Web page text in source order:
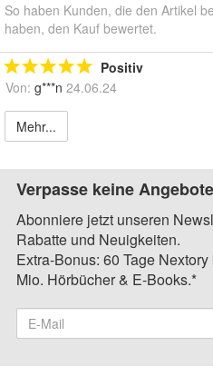
So haben Kunden, die den Artikel
haben, den Kauf bewertet.
Positiv
Von: g***n 24.06.24
Mehr...
Verpasse keine
Abonniere jetzt unseren
Rabatte und Neuigkeiten.
Extra-Bonus: 60 Tage
Mio. Hörbücher & E-Books.*